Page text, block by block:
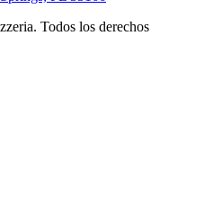
Todos los derechos